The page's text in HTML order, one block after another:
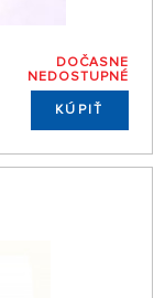
DOČASNE
NEDOSTUPNÉ
KÚPIŤ